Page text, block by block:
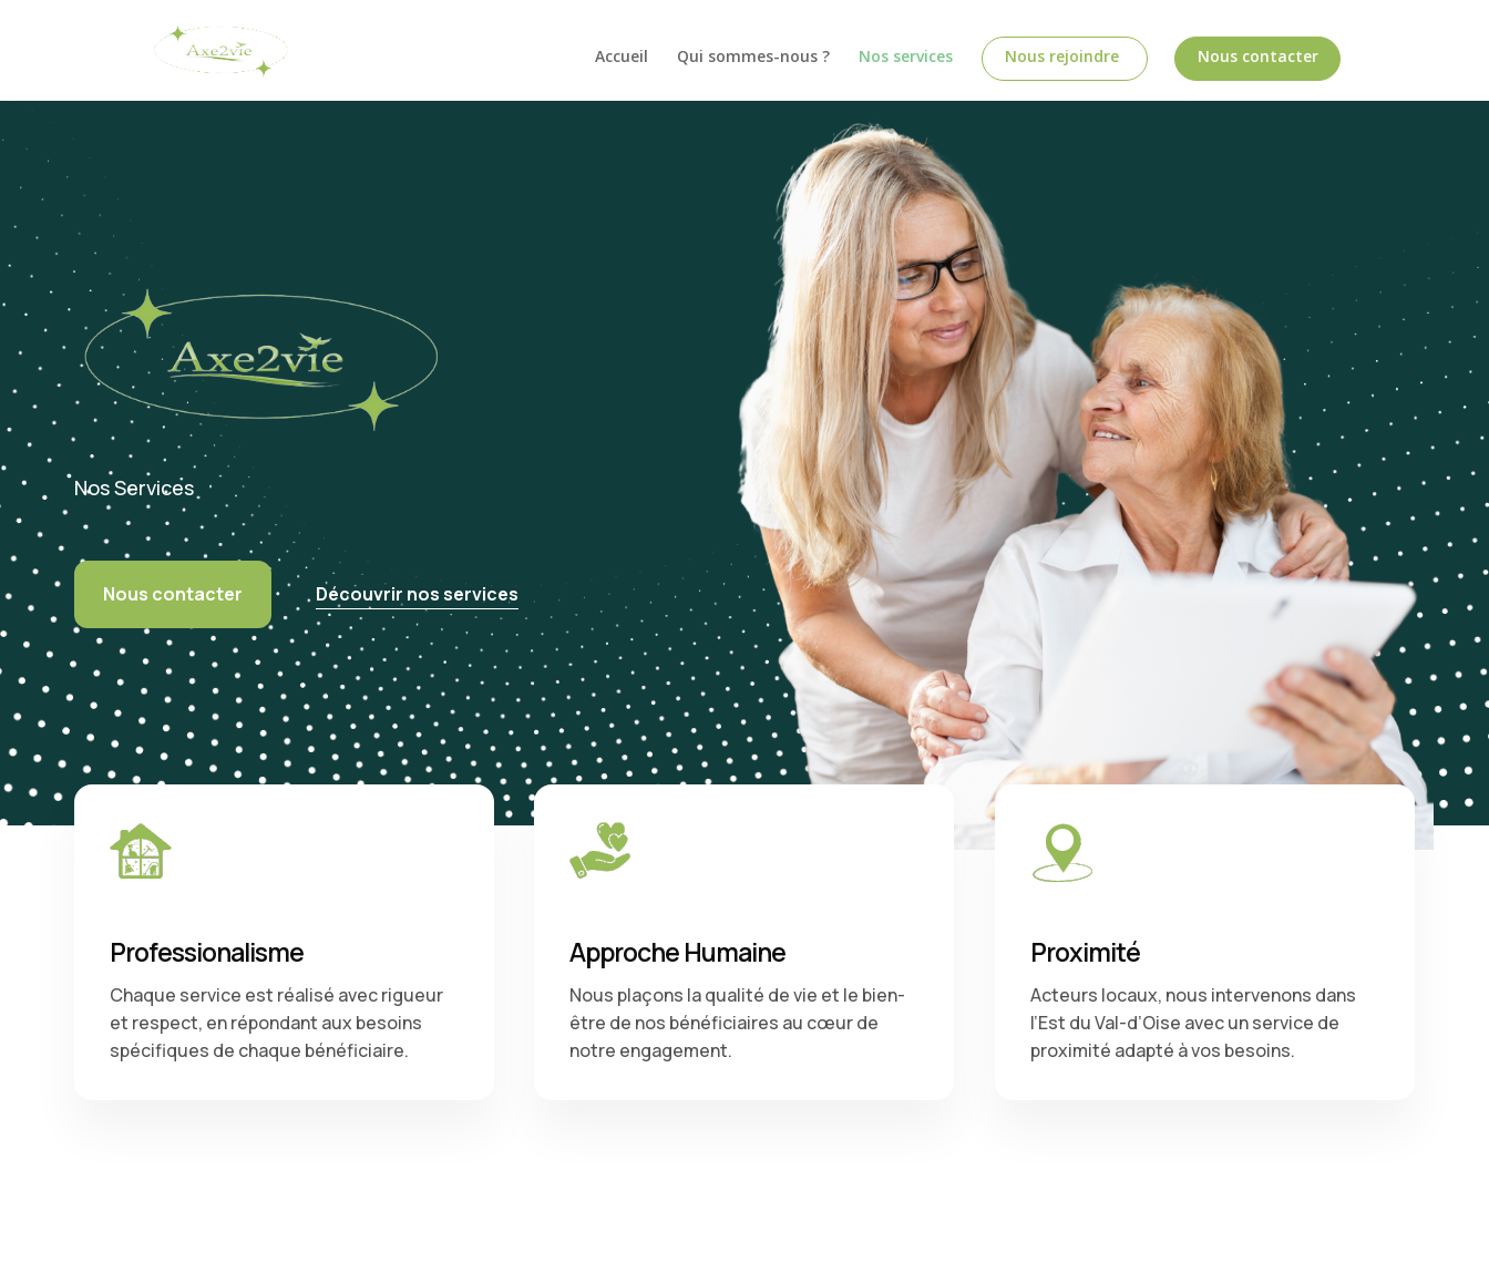
Accueil Qui sommes-nous ? Nos services Nous rejoindre Nous contacter
Nos Services
Nous contacter Découvrir nos services
Professionalisme
Chaque service est réalisé avec rigueur
et respect, en répondant aux besoins
spécifiques de chaque bénéficiaire.
Approche Humaine
Nous plaçons la qualité de vie et le bien-
être de nos bénéficiaires au cœur de
notre engagement.
Proximité
Acteurs locaux, nous intervenons dans
l’Est du Val-d’Oise avec un service de
proximité adapté à vos besoins.